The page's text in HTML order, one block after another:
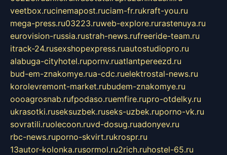
veetbox.rucinemapost.ruciam-fr.rukraft-you.ru
mega-press.ru03223.ruweb-explore.rurastenuya.ru
eurovision-russia.rustrah-news.rufreeride-team.ru
itrack-24.rusexshopexpress.ruautostudiopro.ru
alabuga-cityhotel.rupornv.ruatlantpereezd.ru
bud-em-znakomye.rua-cdc.ruelektrostal-news.ru
korolevremont-market.rubudem-znakomye.ru
oooagrosnab.rufpodaso.ruemfire.rupro-otdelky.ru
ukrasotki.ruseksuzbek.ruseks-uzbek.ruporno-vk.ru
sovratili.ruolecoon.ruvd-dosug.ruadonyev.ru
rbc-news.ruporno-skvirt.rukrospr.ru
13autor-kolonka.rusormol.ru2rich.ruhostel-65.ru